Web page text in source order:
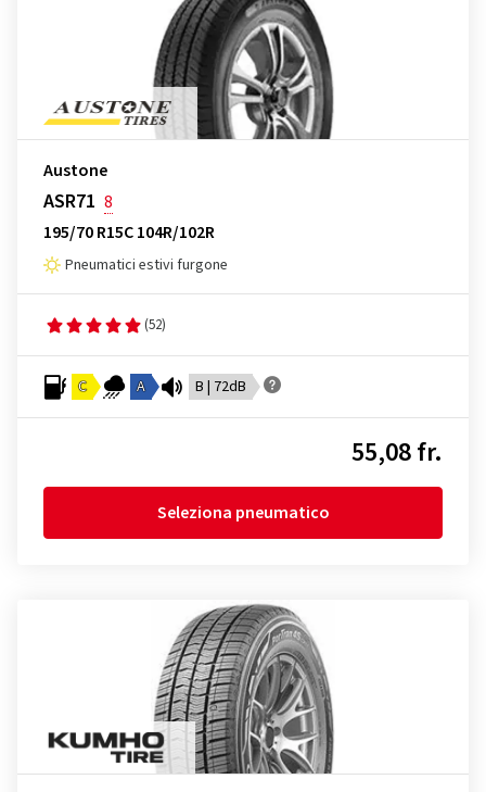
Austone
ASR71 8
195/70 R15C 104R/102R
Pneumatici estivi furgone
(52)
C A B | 72dB
55,08 fr.
Seleziona pneumatico